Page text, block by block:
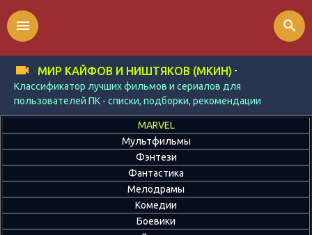
МИР КАЙФОВ И НИШТЯКОВ (МКИН) -
Классификатор лучших фильмов и сериалов для
пользователей ПК - списки, подборки, рекомендации
menu search
MARVEL
Мультфильмы
Фэнтези
Фантастика
Мелодрамы
Комедии
Боевики